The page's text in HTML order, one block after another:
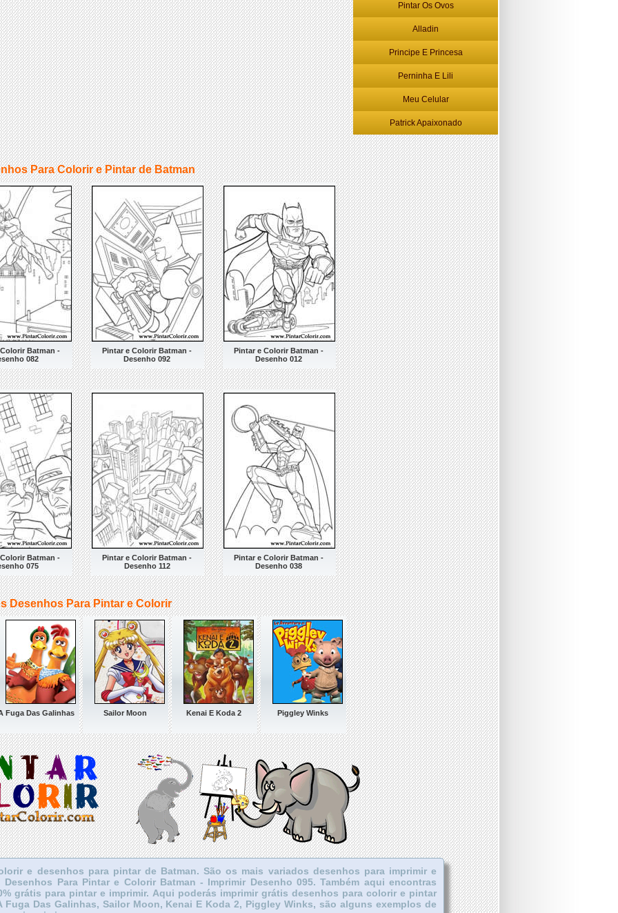
Para Colorir e Pintar de Batman
Batman -
082
Pintar e Colorir Batman -
Desenho 092
Pintar e Colorir Batman -
Desenho 012
Batman -
075
Pintar e Colorir Batman -
Desenho 112
Pintar e Colorir Batman -
Desenho 038
Desenhos Para Pintar e Colorir
Fuga Das Galinhas Sailor Moon Kenai E Koda 2 Piggley Winks
Pintar Os Ovos
Alladin
Principe E Princesa
Perninha E Lili
Meu Celular
Patrick Apaixonado
e desenhos para pintar de Batman. São os mais variados desenhos para imprimir e
Para Pintar e Colorir Batman - Imprimir Desenho 095. Também aqui encontras
grátis para pintar e imprimir. Aqui poderás imprimir grátis desenhos para colorir e pintar
Fuga Das Galinhas, Sailor Moon, Kenai E Koda 2, Piggley Winks, são alguns exemplos de